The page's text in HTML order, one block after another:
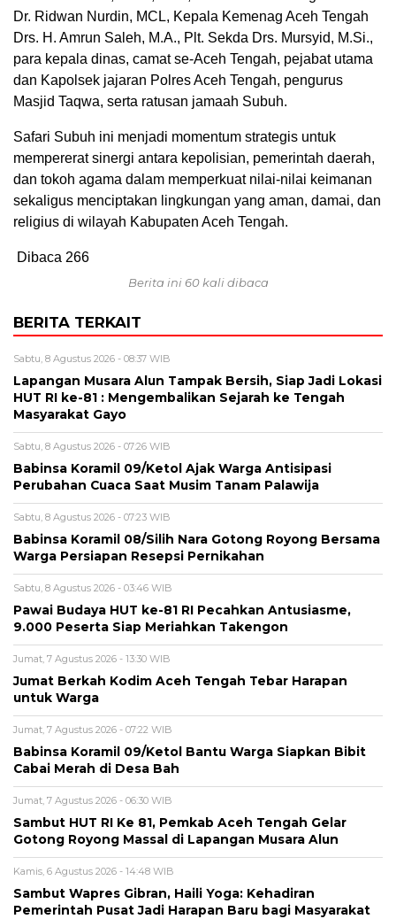
Dr. Ridwan Nurdin, MCL, Kepala Kemenag Aceh Tengah
Drs. H. Amrun Saleh, M.A., Plt. Sekda Drs. Mursyid, M.Si.,
para kepala dinas, camat se-Aceh Tengah, pejabat utama
dan Kapolsek jajaran Polres Aceh Tengah, pengurus
Masjid Taqwa, serta ratusan jamaah Subuh.
Safari Subuh ini menjadi momentum strategis untuk
mempererat sinergi antara kepolisian, pemerintah daerah,
dan tokoh agama dalam memperkuat nilai-nilai keimanan
sekaligus menciptakan lingkungan yang aman, damai, dan
religius di wilayah Kabupaten Aceh Tengah.
Dibaca 266
Berita ini 60 kali dibaca
BERITA TERKAIT
Sabtu, 8 Agustus 2026 - 08:37 WIB
Lapangan Musara Alun Tampak Bersih, Siap Jadi Lokasi
HUT RI ke-81 : Mengembalikan Sejarah ke Tengah
Masyarakat Gayo
Sabtu, 8 Agustus 2026 - 07:26 WIB
‎Babinsa Koramil 09/Ketol Ajak Warga Antisipasi
Perubahan Cuaca Saat Musim Tanam Palawija
Sabtu, 8 Agustus 2026 - 07:23 WIB
‎Babinsa Koramil 08/Silih Nara Gotong Royong Bersama
Warga Persiapan Resepsi Pernikahan
Sabtu, 8 Agustus 2026 - 03:46 WIB
Pawai Budaya HUT ke-81 RI Pecahkan Antusiasme,
9.000 Peserta Siap Meriahkan Takengon
Jumat, 7 Agustus 2026 - 13:30 WIB
Jumat Berkah Kodim Aceh Tengah Tebar Harapan
untuk Warga
Jumat, 7 Agustus 2026 - 07:22 WIB
‎Babinsa Koramil 09/Ketol Bantu Warga Siapkan Bibit
Cabai Merah di Desa Bah
Jumat, 7 Agustus 2026 - 06:30 WIB
Sambut HUT RI Ke 81, Pemkab Aceh Tengah Gelar
Gotong Royong Massal di Lapangan Musara Alun
Kamis, 6 Agustus 2026 - 14:48 WIB
‎Sambut Wapres Gibran, Haili Yoga: Kehadiran
Pemerintah Pusat Jadi Harapan Baru bagi Masyarakat